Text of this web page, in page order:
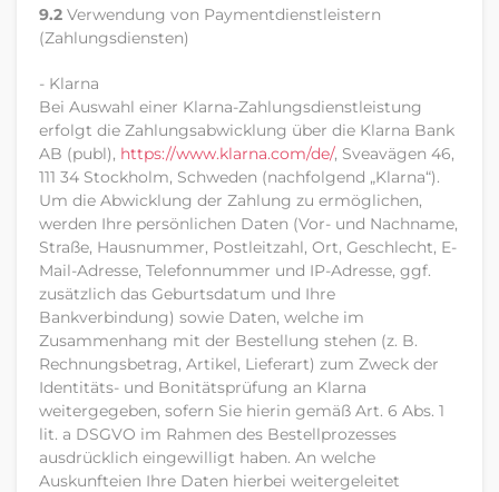
9.2 Verwendung von Paymentdienstleistern
(Zahlungsdiensten)
- Klarna
Bei Auswahl einer Klarna-Zahlungsdienstleistung
erfolgt die Zahlungsabwicklung über die Klarna Bank
AB (publ), https://www.klarna.com/de/, Sveavägen 46,
111 34 Stockholm, Schweden (nachfolgend „Klarna“).
Um die Abwicklung der Zahlung zu ermöglichen,
werden Ihre persönlichen Daten (Vor- und Nachname,
Straße, Hausnummer, Postleitzahl, Ort, Geschlecht, E-
Mail-Adresse, Telefonnummer und IP-Adresse, ggf.
zusätzlich das Geburtsdatum und Ihre
Bankverbindung) sowie Daten, welche im
Zusammenhang mit der Bestellung stehen (z. B.
Rechnungsbetrag, Artikel, Lieferart) zum Zweck der
Identitäts- und Bonitätsprüfung an Klarna
weitergegeben, sofern Sie hierin gemäß Art. 6 Abs. 1
lit. a DSGVO im Rahmen des Bestellprozesses
ausdrücklich eingewilligt haben. An welche
Auskunfteien Ihre Daten hierbei weitergeleitet